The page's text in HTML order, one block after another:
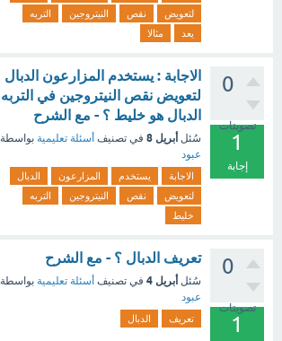
لتعويض
نقص النيتروجين
التربه
يعد
مثالا
0
تصويتات
1
إجابة
الاجابة : يستخدم المزارعون الدبال
لتعويض نقص النيتروجين في التربه
الدبال هو خليط ؟ - مع الشرح
سُئل أبريل 8 في تصنيف أسئلة تعليمية بواسطة
عبود
الاجابة يستخدم المزارعون
الدبال
لتعويض
نقص النيتروجين
التربه
خليط
0
تصويتات
1
تعريف الدبال ؟ - مع الشرح
سُئل أبريل 4 في تصنيف أسئلة تعليمية بواسطة
عبود
تعريف الدبال